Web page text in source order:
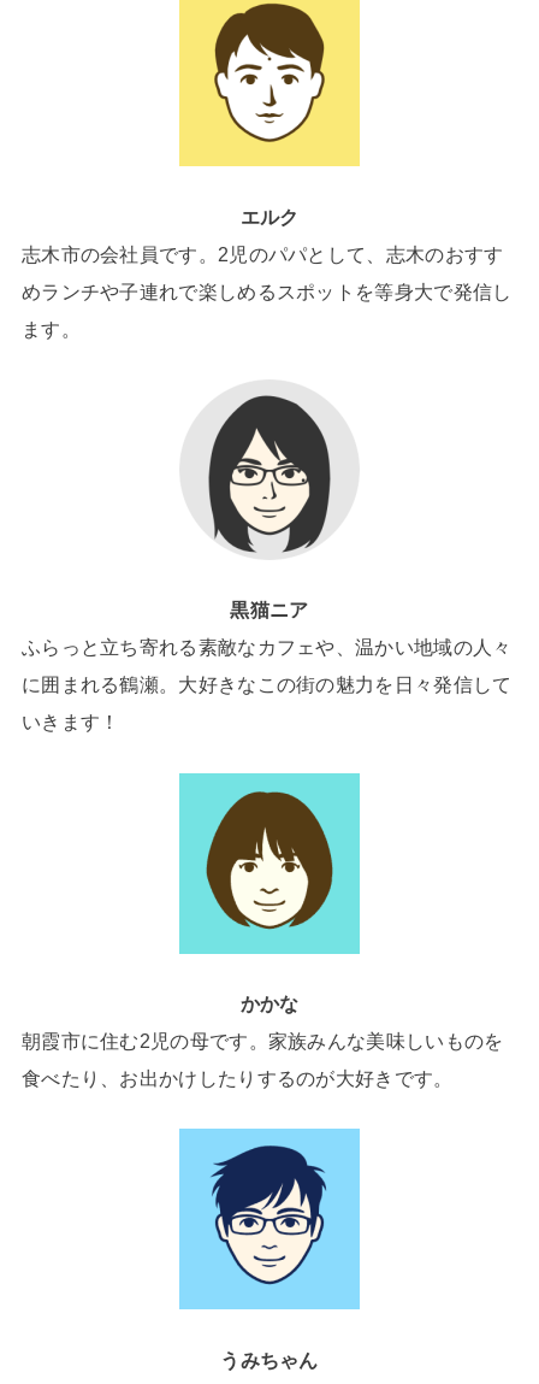
エルク
志木市の会社員です。2児のパパとして、志木のおすす
めランチや子連れで楽しめるスポットを等身大で発信し
ます。
黒猫ニア
ふらっと立ち寄れる素敵なカフェや、温かい地域の人々
に囲まれる鶴瀬。大好きなこの街の魅力を日々発信して
いきます！
かかな
朝霞市に住む2児の母です。家族みんな美味しいものを
食べたり、お出かけしたりするのが大好きです。
うみちゃん